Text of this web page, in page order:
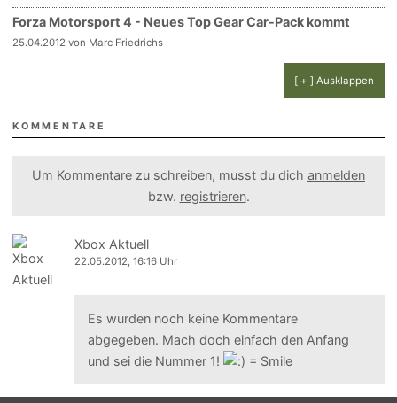
Forza Motorsport 4 - Neues Top Gear Car-Pack kommt
25.04.2012 von Marc Friedrichs
[ + ] Ausklappen
KOMMENTARE
Um Kommentare zu schreiben, musst du dich anmelden
bzw. registrieren.
Xbox Aktuell
22.05.2012, 16:16 Uhr
Es wurden noch keine Kommentare
abgegeben. Mach doch einfach den Anfang
und sei die Nummer 1!